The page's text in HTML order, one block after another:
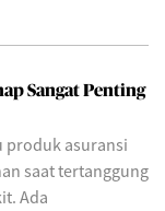
Sangat Penting
produk asuransi
saat tertanggung
Ada